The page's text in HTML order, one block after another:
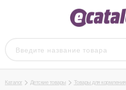
Каталог Детские товары Товары для кормления